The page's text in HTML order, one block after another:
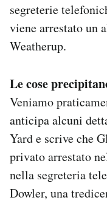
segreterie
viene arrestato un
Weatherup.
Le cose
Veniamo
anticipa alcuni
Yard e scrive che
privato arrestato
nella segreteria
Dowler, una